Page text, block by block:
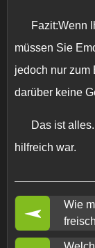
Fazit:Wenn
müssen Sie
jedoch nur zum
darüber keine
Das ist
hilfreich war.
Wie